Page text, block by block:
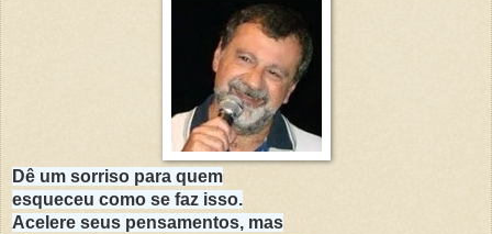
Dê um sorriso para quem
esqueceu como se faz isso.
Acelere seus pensamentos, mas